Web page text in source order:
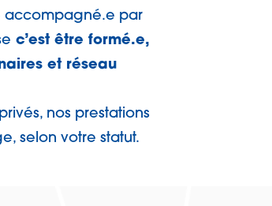
accompagné.e par
c’est être formé.e,
et réseau
nos prestations
selon votre statut.